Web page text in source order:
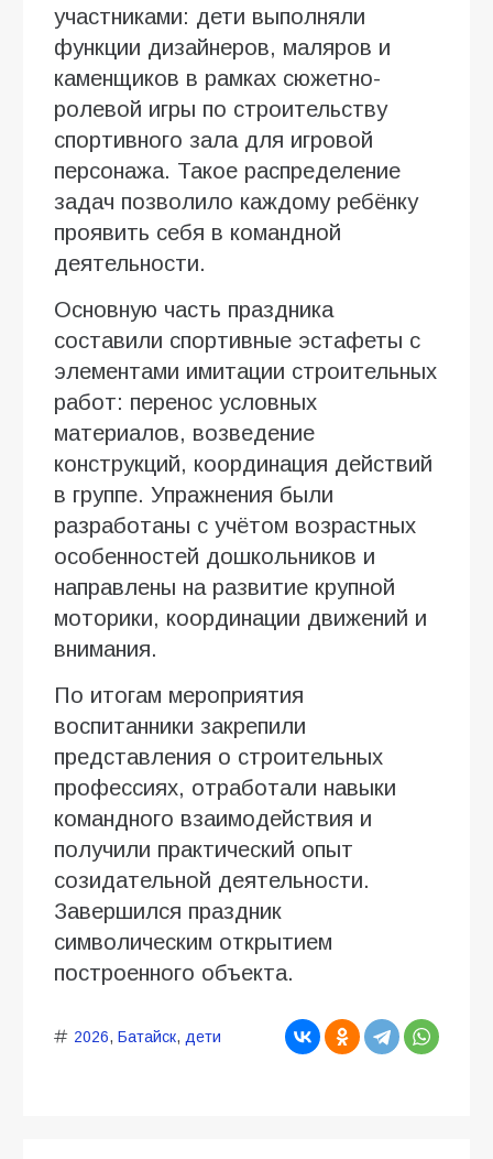
участниками: дети выполняли
функции дизайнеров, маляров и
каменщиков в рамках сюжетно-
ролевой игры по строительству
спортивного зала для игровой
персонажа. Такое распределение
задач позволило каждому ребёнку
проявить себя в командной
деятельности.
Основную часть праздника
составили спортивные эстафеты с
элементами имитации строительных
работ: перенос условных
материалов, возведение
конструкций, координация действий
в группе. Упражнения были
разработаны с учётом возрастных
особенностей дошкольников и
направлены на развитие крупной
моторики, координации движений и
внимания.
По итогам мероприятия
воспитанники закрепили
представления о строительных
профессиях, отработали навыки
командного взаимодействия и
получили практический опыт
созидательной деятельности.
Завершился праздник
символическим открытием
построенного объекта.
2026, Батайск, дети